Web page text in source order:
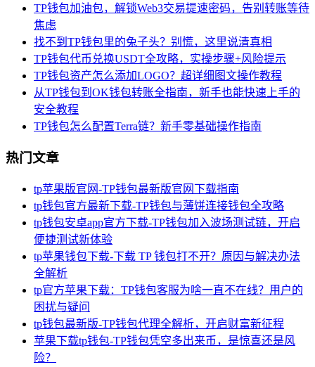
TP钱包加油包，解锁Web3交易提速密码，告别转账等待
焦虑
找不到TP钱包里的兔子头？别慌，这里说清真相
TP钱包代币兑换USDT全攻略，实操步骤+风险提示
TP钱包资产怎么添加LOGO？超详细图文操作教程
从TP钱包到OK钱包转账全指南，新手也能快速上手的
安全教程
TP钱包怎么配置Terra链？新手零基础操作指南
热门文章
tp苹果版官网-TP钱包最新版官网下载指南
tp钱包官方最新下载-TP钱包与薄饼连接钱包全攻略
tp钱包安卓app官方下载-TP钱包加入波场测试链，开启
便捷测试新体验
tp苹果钱包下载-下载 TP 钱包打不开？原因与解决办法
全解析
tp官方苹果下载：TP钱包客服为啥一直不在线？用户的
困扰与疑问
tp钱包最新版-TP钱包代理全解析，开启财富新征程
苹果下载tp钱包-TP钱包凭空多出来币，是惊喜还是风
险？